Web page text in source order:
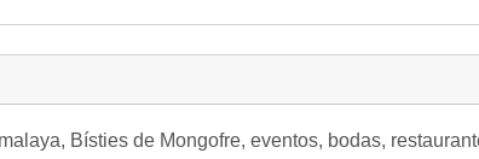
Bísties de Mongofre, eventos, bodas,